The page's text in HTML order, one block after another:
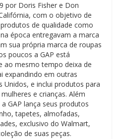
por Doris Fisher e Don
com o objetivo de
de qualidade como
época entregavam a marca
sua própria marca de roupas
poucos a GAP está
ao mesmo tempo deixa de
expandindo em outras
e inclui produtos para
e crianças. Além
GAP lança seus produtos
tapetes, almofadas,
exclusivo do Walmart,
de suas peças.